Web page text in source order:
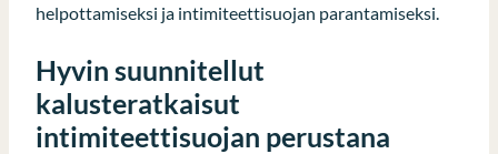
helpottamiseksi ja intimiteettisuojan parantamiseksi.
Hyvin suunnitellut
kalusteratkaisut
intimiteettisuojan perustana